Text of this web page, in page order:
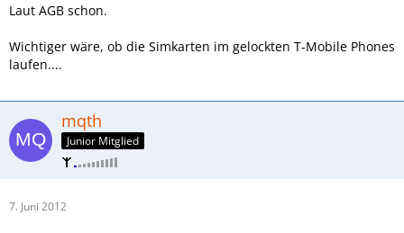
Laut AGB schon.
Wichtiger wäre, ob die Simkarten im gelockten T-Mobile Phones
laufen....
mqth
Junior Mitglied
7. Juni 2012